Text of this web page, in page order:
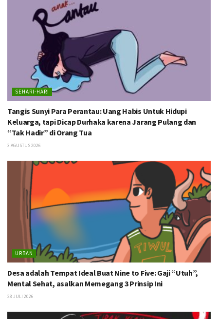
SEHARI-HARI
Tangis Sunyi Para Perantau: Uang Habis Untuk Hidupi
Keluarga, tapi Dicap Durhaka karena Jarang Pulang dan
“Tak Hadir” di Orang Tua
3 AGUSTUS 2026
URBAN
Desa adalah Tempat Ideal Buat Nine to Five: Gaji “Utuh”,
Mental Sehat, asalkan Memegang 3 Prinsip Ini
28 JULI 2026